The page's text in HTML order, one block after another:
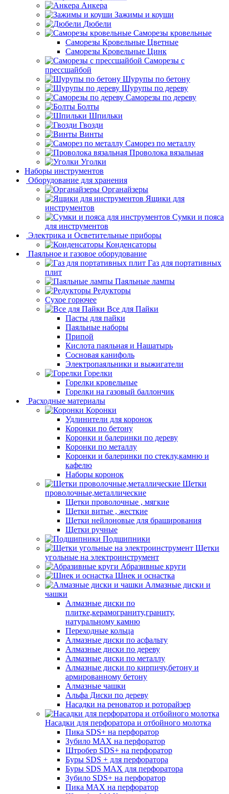
Анкера
Зажимы и коуши
Дюбели
Саморезы кровельные
Саморезы Кровельные Цветные
Саморезы Кровельные Цинк
Саморезы с
прессшайбой
Шурупы по бетону
Шурупы по дереву
Саморезы по дереву
Болты
Шпильки
Гвозди
Винты
Саморез по металлу
Проволока вязальная
Уголки
Наборы инструментов
Оборудование для хранения
Органайзеры
Ящики для
инструментов
Сумки и пояса
для инструментов
Электрика и Осветительные приборы
Конденсаторы
Паяльное и газовое оборудование
Газ для портативных
плит
Паяльные лампы
Редукторы
Сухое горючее
Все для Пайки
Пасты для пайки
Паяльные наборы
Припой
Кислота паяльная и Нашатырь
Сосновая канифоль
Электропаяльники и выжигатели
Горелки
Горелки кровельные
Горелки на газовый баллончик
Расходные материалы
Коронки
Удлинители для коронок
Коронки по бетону
Коронки и балеринки по дереву
Коронки по металлу
Коронки и балеринки по стеклу,камню и
кафелю
Наборы коронок
Щетки
проволочные,металлические
Щетки проволочные , мягкие
Щетки витые , жесткие
Щетки нейлоновые для браширования
Щетки ручные
Подшипники
Щетки
угольные на электроинструмент
Абразивные круги
Шнек и оснастка
Алмазные диски и
чашки
Алмазные диски по
плитке,керамограниту,граниту,
натуральному камню
Переходные кольца
Алмазные диски по асфальту
Алмазные диски по дереву
Алмазные диски по металлу
Алмазные диски по кирпичу,бетону и
армированному бетону
Алмазные чашки
Альфа Диски по дереву
Насадки на реноватор и роторайзер
Насадки для перфоратора и отбойного молотка
Пика SDS+ на перфоратор
Зубило MAX на перфоратор
Штробер SDS+ на перфоратор
Буры SDS + для перфоратора
Буры SDS MAX для перфоратора
Зубило SDS+ на перфоратор
Пика MAX на перфоратор